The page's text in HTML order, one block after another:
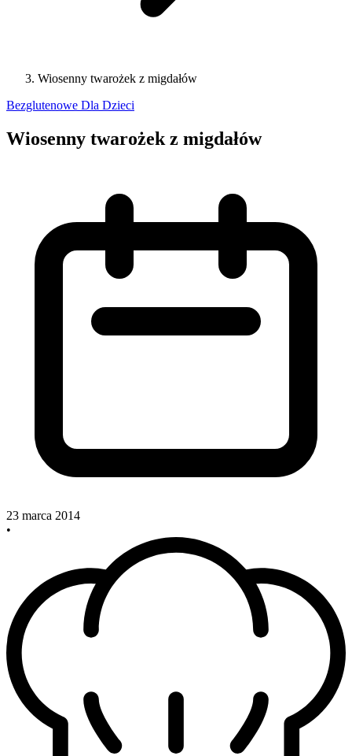
Wiosenny twarożek z migdałów
Bezglutenowe Dla Dzieci
Wiosenny twarożek z migdałów
23 marca 2014
•